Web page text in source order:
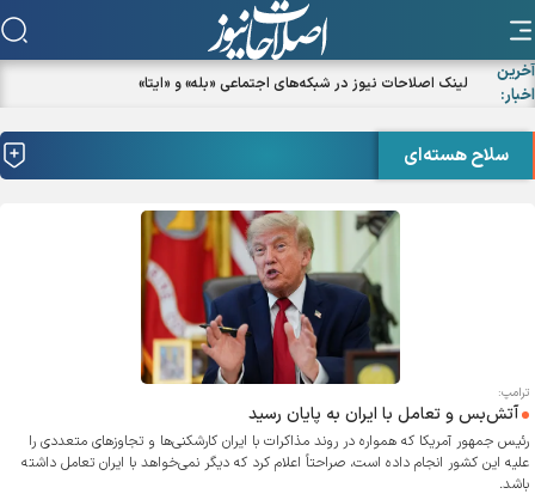
آخرین
اخبار:
سلاح هسته‌ای
ترامپ:
آتش‌بس و تعامل با ایران به پایان رسید
رئیس جمهور آمریکا که همواره در روند مذاکرات با ایران کارشکنی‌ها و تجاوز‌های متعددی را
علیه این کشور انجام داده است، صراحتاً اعلام کرد که دیگر نمی‌خواهد با ایران تعامل داشته
باشد.